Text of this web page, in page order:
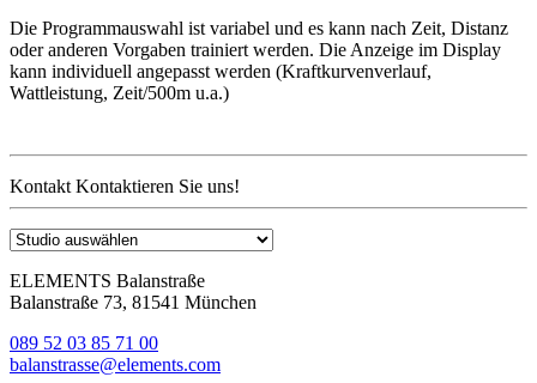
Die Programmauswahl ist variabel und es kann nach Zeit, Distanz
oder anderen Vorgaben trainiert werden. Die Anzeige im Display
kann individuell angepasst werden (Kraftkurvenverlauf,
Wattleistung, Zeit/500m u.a.)
Kontakt Kontaktieren Sie uns!
ELEMENTS Balanstraße
Balanstraße 73, 81541 München
089 52 03 85 71 00
balanstrasse@elements.com